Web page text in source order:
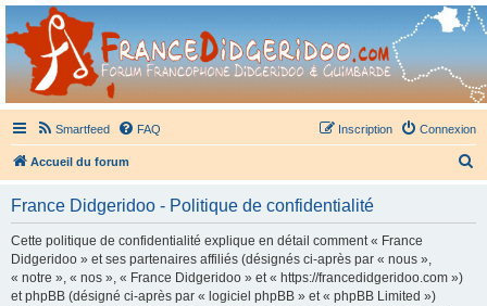
France Didgeridoo
Didgeridoo et Guimbarde sur France Didgeridoo - retrouvez la communauté.
Smartfeed FAQ Connexion
Inscription
Accueil du forum
France Didgeridoo - Politique de confidentialité
Cette politique de confidentialité explique en détail comment « France
Didgeridoo » et ses partenaires affiliés (désignés ci-après par « nous »,
« notre », « nos », « France Didgeridoo » et « https://francedidgeridoo.com »)
et phpBB (désigné ci-après par « logiciel phpBB » et « phpBB Limited »)